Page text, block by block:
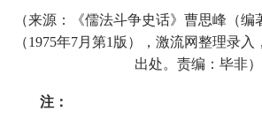
（来源： 《儒法斗争史话》 曹思峰（编
（1975年7月第1版），激流网整理录
出处。责编：毕非）
注：